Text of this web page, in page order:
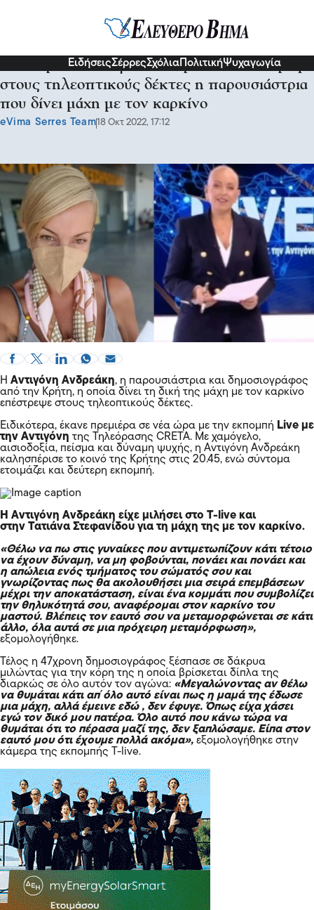
ΕιδήσειςΣέρρεςΣχόλια ΠολιτικήΨυχαγωγία
Μαχήτρια η Αντιγόνη Ανδρεάκη: Επέστρεψε
στους τηλεοπτικούς δέκτες η παρουσιάστρια
που δίνει μάχη με τον καρκίνο
eVima Serres Team18 Οκτ 2022, 17:12
H Αντιγόνη Ανδρεάκη, η παρουσιάστρια και δημοσιογράφος
από την Κρήτη, η οποία δίνει τη δική της μάχη με τον καρκίνο
επέστρεψε στους τηλεοπτικούς δέκτες.
Ειδικότερα, έκανε πρεμιέρα σε νέα ώρα με την εκπομπή Live με
την Αντιγόνη της Τηλεόρασης CRETA. Με χαμόγελο,
αισιοδοξία, πείσμα και δύναμη ψυχής, η Αντιγόνη Ανδρεάκη
καλησπέρισε το κοινό της Κρήτης στις 20.45, ενώ σύντομα
ετοιμάζει και δεύτερη εκπομπή.
Η Αντιγόνη Ανδρεάκη είχε μιλήσει στο T-live και
στην Τατιάνα Στεφανίδου για τη μάχη της με τον καρκίνο.
«Θέλω να πω στις γυναίκες που αντιμετωπίζουν κάτι τέτοιο
να έχουν δύναμη, να μη φοβούνται, πονάει και πονάει και
η απώλεια ενός τμήματος του σώματός σου και
γνωρίζοντας πως θα ακολουθήσει μια σειρά επεμβάσεων
μέχρι την αποκατάσταση, είναι ένα κομμάτι που συμβολίζει
την θηλυκότητά σου, αναφέρομαι στον καρκίνο του
μαστού. Βλέπεις τον εαυτό σου να μεταμορφώνεται σε κάτι
άλλο, όλα αυτά σε μια πρόχειρη μεταμόρφωση»,
εξομολογήθηκε.
Τέλος η 47χρονη δημοσιογράφος ξέσπασε σε δάκρυα
μιλώντας για την κόρη της η οποία βρίσκεται δίπλα της
διαρκώς σε όλο αυτόν τον αγώνα: «Μεγαλώνοντας αν θέλω
να θυμάται κάτι απ΄όλο αυτό είναι πως η μαμά της έδωσε
μια μάχη, αλλά έμεινε εδώ , δεν έφυγε. Όπως είχα χάσει
εγώ τον δικό μου πατέρα. Όλο αυτό που κάνω τώρα να
θυμάται ότι το πέρασα μαζί της, δεν ξαπλώσαμε. Είπα στον
εαυτό μου ότι έχουμε πολλά ακόμα», εξομολογήθηκε στην
κάμερα της εκπομπής T-live.